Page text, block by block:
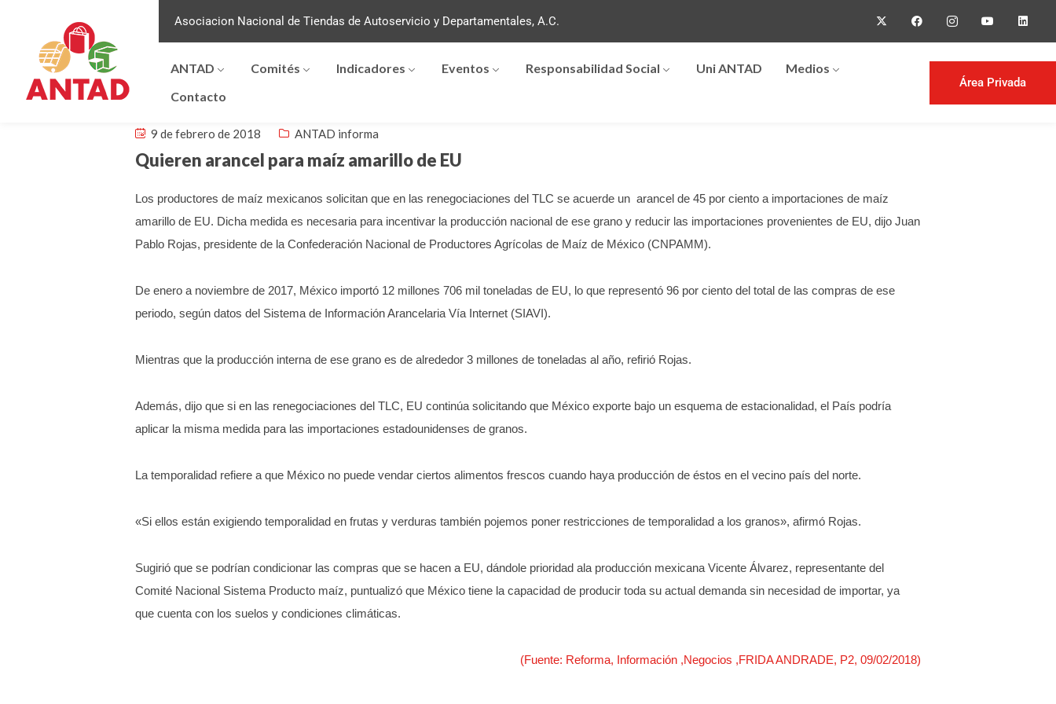
Asociacion Nacional de Tiendas de Autoservicio y Departamentales, A.C.
ANTAD Comités Indicadores Eventos Responsabilidad Social Uni ANTAD
Medios
Contacto
Área Privada
9 de febrero de 2018 ANTAD informa
Quieren arancel para maíz amarillo de EU
Los productores de maíz mexicanos solicitan que en las renegociaciones del TLC se acuerde un arancel de 45 por ciento a importaciones de maíz
amarillo de EU. Dicha medida es necesaria para incentivar la producción nacional de ese grano y reducir las importaciones provenientes de EU, dijo Juan
Pablo Rojas, presidente de la Confederación Nacional de Productores Agrícolas de Maíz de México (CNPAMM).
De enero a noviembre de 2017, México importó 12 millones 706 mil toneladas de EU, lo que representó 96 por ciento del total de las compras de ese
periodo, según datos del Sistema de Información Arancelaria Vía Internet (SIAVI).
Mientras que la producción interna de ese grano es de alrededor 3 millones de toneladas al año, refirió Rojas.
Además, dijo que si en las renegociaciones del TLC, EU continúa solicitando que México exporte bajo un esquema de estacionalidad, el País podría
aplicar la misma medida para las importaciones estadounidenses de granos.
La temporalidad refiere a que México no puede vendar ciertos alimentos frescos cuando haya producción de éstos en el vecino país del norte.
«Si ellos están exigiendo temporalidad en frutas y verduras también pojemos poner restricciones de temporalidad a los granos», afirmó Rojas.
Sugirió que se podrían condicionar las compras que se hacen a EU, dándole prioridad ala producción mexicana Vicente Álvarez, representante del
Comité Nacional Sistema Producto maíz, puntualizó que México tiene la capacidad de producir toda su actual demanda sin necesidad de importar, ya
que cuenta con los suelos y condiciones climáticas.
(Fuente: Reforma, Información ,Negocios ,FRIDA ANDRADE, P2, 09/02/2018)